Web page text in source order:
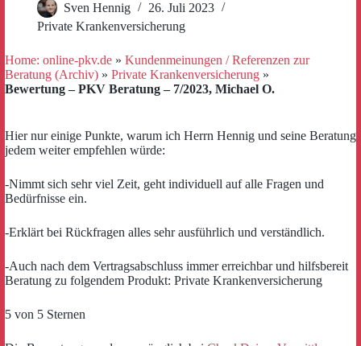
Sven Hennig
26. Juli 2023
Private Krankenversicherung
Home: online-pkv.de » Kundenmeinungen / Referenzen zur
Beratung (Archiv) » Private Krankenversicherung »
Bewertung – PKV Beratung – 7/2023, Michael O.
Hier nur einige Punkte, warum ich Herrn Hennig und seine Beratung
jedem weiter empfehlen würde:
-Nimmt sich sehr viel Zeit, geht individuell auf alle Fragen und
Bedürfnisse ein.
-Erklärt bei Rückfragen alles sehr ausführlich und verständlich.
-Auch nach dem Vertragsabschluss immer erreichbar und hilfsbereit
Beratung zu folgendem Produkt: Private Krankenversicherung
5 von 5 Sternen